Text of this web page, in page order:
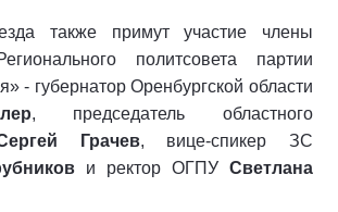
также примут участие члены
политсовета партии
- губернатор Оренбургской области
, председатель областного
Грачев, вице-спикер ЗС
и ректор ОГПУ Светлана